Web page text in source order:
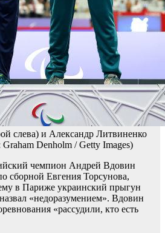
слева) и Александр Литвиненко
Denholm / Getty Images)
чемпион Андрей Вдовин
сборной Евгения Торсунова,
в Париже украинский прыгун
«недоразумением». Вдовин
«рассудили, кто есть